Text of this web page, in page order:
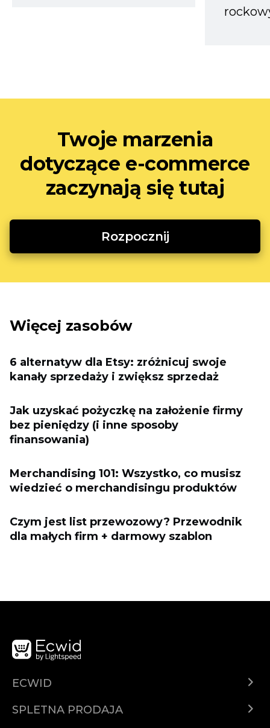
Twoje marzenia
dotyczące e-commerce
zaczynają się tutaj
Rozpocznij
Więcej zasobów
6 alternatyw dla Etsy: zróżnicuj swoje
kanały sprzedaży i zwiększ sprzedaż
Jak uzyskać pożyczkę na założenie firmy
bez pieniędzy (i inne sposoby
finansowania)
Merchandising 101: Wszystko, co musisz
wiedzieć o merchandisingu produktów
Czym jest list przewozowy? Przewodnik
dla małych firm + darmowy szablon
ECWID
SPLETNA PRODAJA